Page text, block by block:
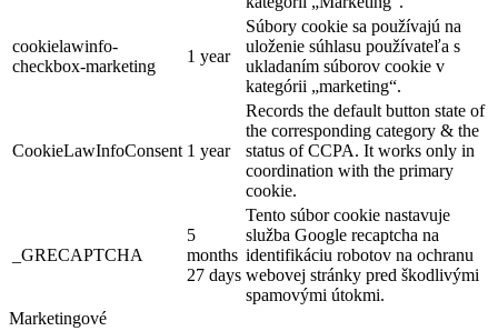
cookielawinfo-
checkbox-marketing
1 year
Súbory cookie sa používajú na
uloženie súhlasu používateľa s
ukladaním súborov cookie v
kategórii „marketing“.
CookieLawInfoConsent 1 year
Records the default button state of
the corresponding category & the
status of CCPA. It works only in
coordination with the primary
cookie.
_GRECAPTCHA
5
months
27 days
Tento súbor cookie nastavuje
služba Google recaptcha na
identifikáciu robotov na ochranu
webovej stránky pred škodlivými
spamovými útokmi.
Marketingové